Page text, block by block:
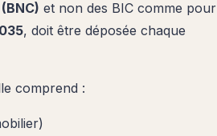
et non des BIC comme pour
, doit être déposée chaque
comprend :